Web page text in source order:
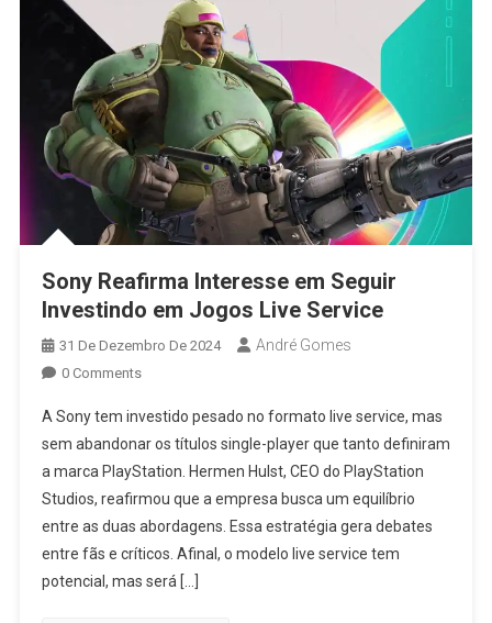
Sony Reafirma Interesse em Seguir
Investindo em Jogos Live Service
31 De Dezembro De 2024 André Gomes
0 Comments
A Sony tem investido pesado no formato live service, mas
sem abandonar os títulos single-player que tanto definiram
a marca PlayStation. Hermen Hulst, CEO do PlayStation
Studios, reafirmou que a empresa busca um equilíbrio
entre as duas abordagens. Essa estratégia gera debates
entre fãs e críticos. Afinal, o modelo live service tem
potencial, mas será […]